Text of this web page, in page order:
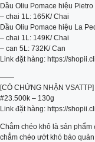
Dầu Oliu Pomace hiệu Pietro
– chai 1L: 165K/ Chai
Dầu Oliu Pomace hiệu La
– chai 1L: 149K/ Chai
– can 5L: 732K/ Can
Link đặt hàng: https://
——
[CÓ CHỨNG NHẬN
#23.500k – 130g
Link đặt hàng: https://
Chẳm chéo khô là sản
chẳm chéo ướt khó bảo